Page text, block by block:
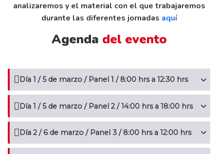
analizaremos y el material con el que trabajaremos
durante las diferentes jornadas aquí
Agenda del evento
Día 1 / 5 de marzo / Panel 1 / 8:00 hrs a 12:30 hrs
Día 1 / 5 de marzo / Panel 2 / 14:00 hrs a 18:00 hrs
Día 2 / 6 de marzo / Panel 3 / 8:00 hrs a 12:00 hrs